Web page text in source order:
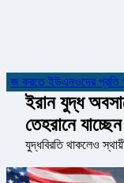
করতে ইউএনওদের প্রতি
ইরান যুদ্ধ
তেহরানে
যুদ্ধবিরতি থাকলেও